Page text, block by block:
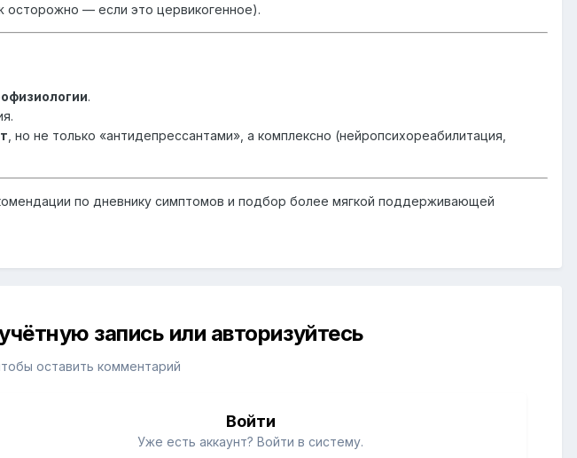
осторожно — если это цервикогенное).
.
, но не только «антидепрессантами», а комплексно (нейропсихореабилитация,
по дневнику симптомов и подбор более мягкой поддерживающей
запись или авторизуйтесь
оставить комментарий
Войти
Уже есть аккаунт? Войти в систему.